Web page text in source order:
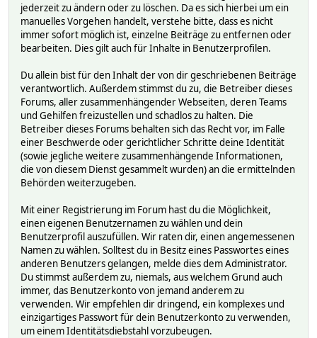
jederzeit zu ändern oder zu löschen. Da es sich hierbei um ein
manuelles Vorgehen handelt, verstehe bitte, dass es nicht
immer sofort möglich ist, einzelne Beiträge zu entfernen oder
bearbeiten. Dies gilt auch für Inhalte in Benutzerprofilen.
Du allein bist für den Inhalt der von dir geschriebenen Beiträge
verantwortlich. Außerdem stimmst du zu, die Betreiber dieses
Forums, aller zusammenhängender Webseiten, deren Teams
und Gehilfen freizustellen und schadlos zu halten. Die
Betreiber dieses Forums behalten sich das Recht vor, im Falle
einer Beschwerde oder gerichtlicher Schritte deine Identität
(sowie jegliche weitere zusammenhängende Informationen,
die von diesem Dienst gesammelt wurden) an die ermittelnden
Behörden weiterzugeben.
Mit einer Registrierung im Forum hast du die Möglichkeit,
einen eigenen Benutzernamen zu wählen und dein
Benutzerprofil auszufüllen. Wir raten dir, einen angemessenen
Namen zu wählen. Solltest du in Besitz eines Passwortes eines
anderen Benutzers gelangen, melde dies dem Administrator.
Du stimmst außerdem zu, niemals, aus welchem Grund auch
immer, das Benutzerkonto von jemand anderem zu
verwenden. Wir empfehlen dir dringend, ein komplexes und
einzigartiges Passwort für dein Benutzerkonto zu verwenden,
um einem Identitätsdiebstahl vorzubeugen.